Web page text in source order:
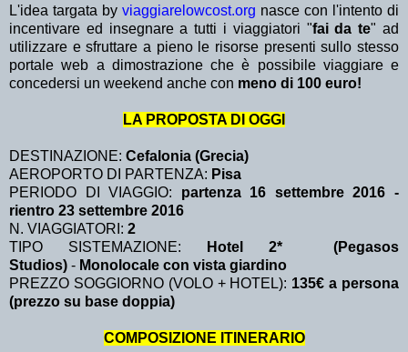
L'idea targata by viaggiarelowcost.org nasce con l'intento di
incentivare ed insegnare a tutti i viaggiatori "fai da te" ad
utilizzare e sfruttare a pieno le risorse presenti sullo stesso
portale web a dimostrazione che è possibile viaggiare e
concedersi un weekend anche con meno di 100 euro!
LA PROPOSTA DI OGGI
DESTINAZIONE: Cefalonia (Grecia)
AEROPORTO DI PARTENZA: Pisa
PERIODO DI VIAGGIO: partenza 16 settembre 2016 -
rientro 23 settembre 2016
N. VIAGGIATORI: 2
TIPO SISTEMAZIONE:
Hotel 2* (Pegasos
Studios) - Monolocale con vista giardino
PREZZO SOGGIORNO (VOLO + HOTEL): 135€ a persona
(prezzo su base doppia)
COMPOSIZIONE ITINERARIO